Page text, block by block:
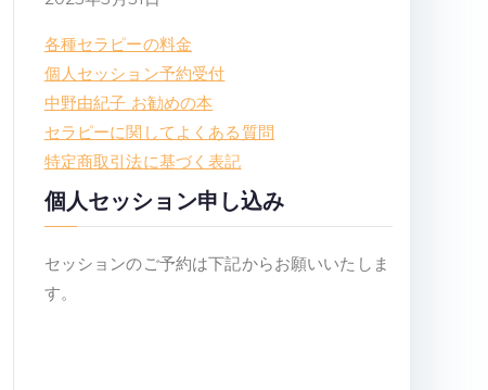
各種セラピーの料金
個人セッション予約受付
中野由紀子 お勧めの本
セラピーに関してよくある質問
特定商取引法に基づく表記
個人セッション申し込み
セッションのご予約は下記からお願いいたしま
す。